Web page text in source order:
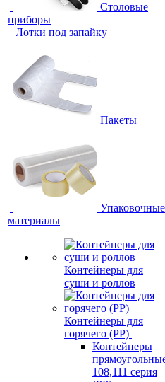
Столовые
приборы
Лотки под запайку
Пакеты
Упаковочные
материалы
Контейнеры для
суши и роллов
Контейнеры для
горячего (PP)
Контейнеры
108,111 серия